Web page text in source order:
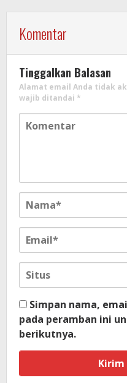
Komentar
Tinggalkan Balasan
Alamat email Anda tidak
wajib ditandai *
Simpan nama,
pada peramban ini
berikutnya.